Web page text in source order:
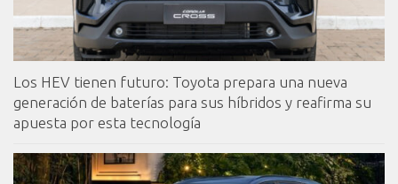
Los HEV tienen futuro: Toyota prepara una nueva
generación de baterías para sus híbridos y reafirma su
apuesta por esta tecnología